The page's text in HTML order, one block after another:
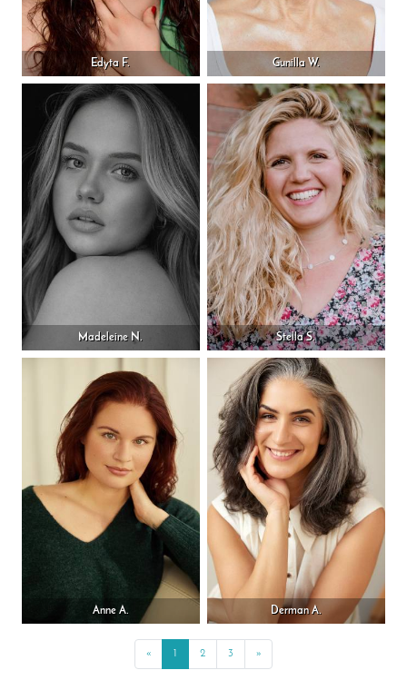
Edyta F. Gunilla W.
Madeleine N. Stella S.
Anne A. Derman A.
« Previous
1 2 3 »